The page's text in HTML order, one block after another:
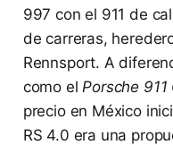
997 con el 911 de
de carreras,
Rennsport. A
como el Porsche 911
precio en México
RS 4.0 era una